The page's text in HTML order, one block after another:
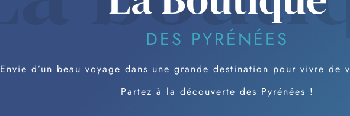
DES PYRÉNÉES
Envie d’un beau voyage dans une grande destination pour vivre de
Partez à la découverte des Pyrénées !